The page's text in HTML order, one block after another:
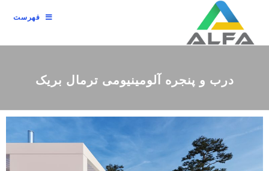
فهرست
درب و پنجره آلومینیومی ترمال بریک